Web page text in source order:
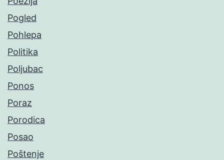
Pogled
Pohlepa
Politika
Poljubac
Ponos
Poraz
Porodica
Posao
Poštenje